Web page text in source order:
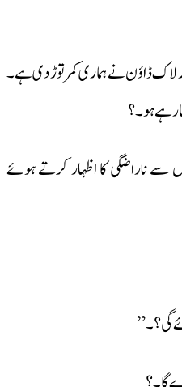
لاک ڈاؤن نے ہماری کمر توڑ دی ہے۔
رہے ہو ۔؟
سے ناراضگی کا اظہار کرتے ہوئے
گی ؟ ۔”